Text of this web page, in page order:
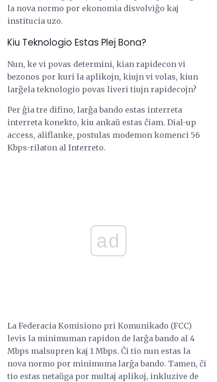
la nova normo por ekonomia disvolviĝo kaj
institucia uzo.
Kiu Teknologio Estas Plej Bona?
Nun, ke vi povas determini, kian rapidecon vi
bezonos por kuri la aplikojn, kiujn vi volas, kiun
larĝela teknologio povas liveri tiujn rapidecojn?
Per ĝia tre difino, larĝa bando estas interreta
interreta konekto, kiu ankaŭ estas ĉiam. Dial-up
access, aliflanke, postulas modemon komenci 56
Kbps-rilaton al Interreto.
ad
La Federacia Komisiono pri Komunikado (FCC)
levis la minimuman rapidon de larĝa bando al 4
Mbps malsupren kaj 1 Mbps. Ĉi tio nun estas la
nova normo por minimuma larĝa bando. Tamen, ĉi
tio estas netaŭga por multaj aplikoj, inkluzive de